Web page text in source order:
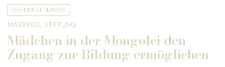
UNIVERSELLE BILDUNG
MASSVOLL STIFTUNG
Mädchen in der Mongolei den
Zugang zur Bildung ermöglichen